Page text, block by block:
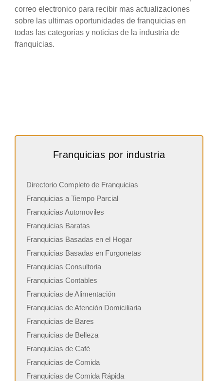
correo electronico para recibir mas actualizaciones
sobre las ultimas oportunidades de franquicias en
todas las categorias y noticias de la industria de
franquicias.
Franquicias por industria
Directorio Completo de Franquicias
Franquicias a Tiempo Parcial
Franquicias Automoviles
Franquicias Baratas
Franquicias Basadas en el Hogar
Franquicias Basadas en Furgonetas
Franquicias Consultoria
Franquicias Contables
Franquicias de Alimentación
Franquicias de Atención Domiciliaria
Franquicias de Bares
Franquicias de Belleza
Franquicias de Café
Franquicias de Comida
Franquicias de Comida Rápida